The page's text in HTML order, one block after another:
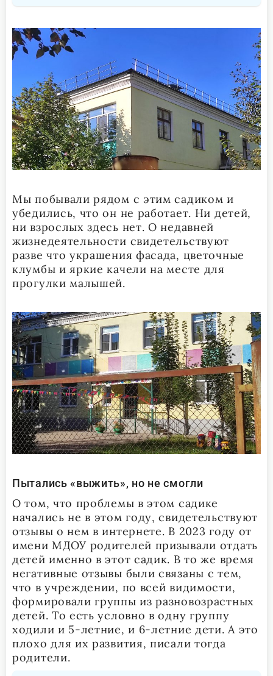
Мы побывали рядом с этим садиком и
убедились, что он не работает. Ни детей,
ни взрослых здесь нет. О недавней
жизнедеятельности свидетельствуют
разве что украшения фасада, цветочные
клумбы и яркие качели на месте для
прогулки малышей.
Пытались «выжить», но не смогли
О том, что проблемы в этом садике
начались не в этом году, свидетельствуют
отзывы о нем в интернете. В 2023 году от
имени МДОУ родителей призывали отдать
детей именно в этот садик. В то же время
негативные отзывы были связаны с тем,
что в учреждении, по всей видимости,
формировали группы из разновозрастных
детей. То есть условно в одну группу
ходили и 5-летние, и 6-летние дети. А это
плохо для их развития, писали тогда
родители.